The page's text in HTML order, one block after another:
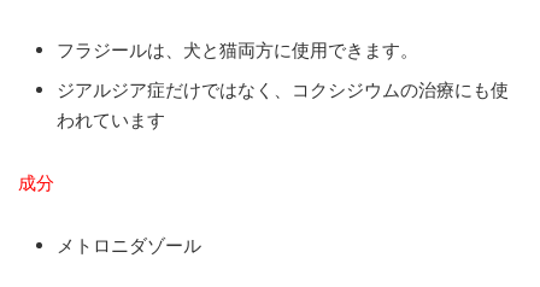
フラジールは、犬と猫両方に使用できます。
ジアルジア症だけではなく、コクシジウムの治療にも使
われています
成分
メトロニダゾール